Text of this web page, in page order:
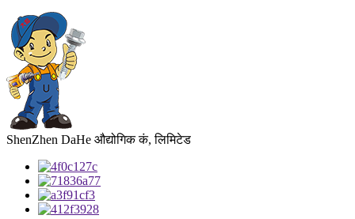
ShenZhen DaHe औद्योगिक कं, लिमिटेड